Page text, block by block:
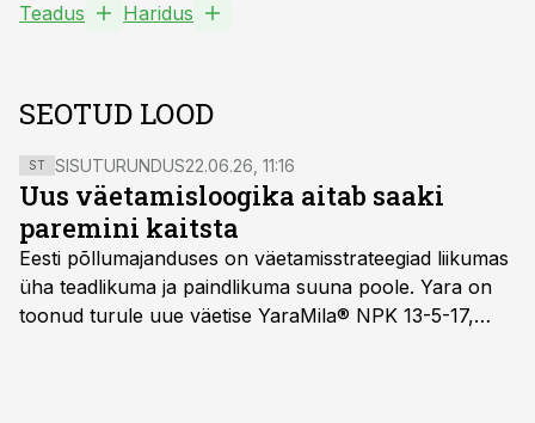
Teadus Haridus
SEOTUD LOOD
ST SISUTURUNDUS22.06.26, 11:16
Uus väetamisloogika aitab saaki
paremini kaitsta
Eesti põllumajanduses on väetamisstrateegiad liikumas
üha teadlikuma ja paindlikuma suuna poole. Yara on
toonud turule uue väetise YaraMila® NPK 13-5-17,